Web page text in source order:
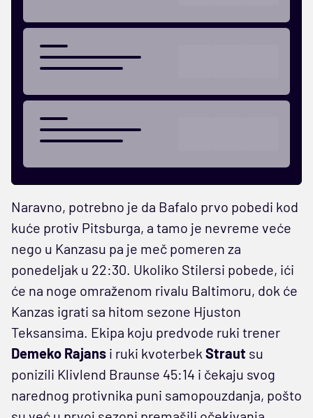
Naravno, potrebno je da Bafalo prvo pobedi kod
kuće protiv Pitsburga, a tamo je nevreme veće
nego u Kanzasu pa je meč pomeren za
ponedeljak u 22:30. Ukoliko Stilersi pobede, ići
će na noge omraženom rivalu Baltimoru, dok će
Kanzas igrati sa hitom sezone Hjuston
Teksansima. Ekipa koju predvode ruki trener
Demeko Rajans i ruki kvoterbek Straut su
ponizili Klivlend Braunse 45:14 i čekaju svog
narednog protivnika puni samopouzdanja, pošto